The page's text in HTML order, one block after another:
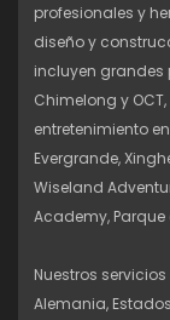
profesionales y
diseño y
incluyen grandes
Chimelong y
entretenimiento
Evergrande,
Wiseland
Academy, Parque
Nuestros
Alemania,